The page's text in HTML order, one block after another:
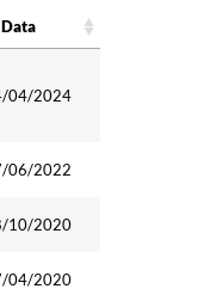
Data
04/2024
06/2022
10/2020
04/2020